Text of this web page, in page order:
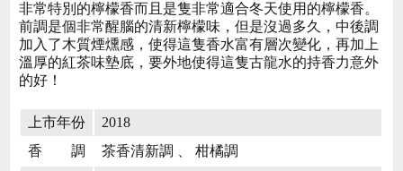
非常特別的檸檬香而且是隻非常適合冬天使用的檸檬香。
前調是個非常醒腦的清新檸檬味，但是沒過多久，中後調
加入了木質煙燻感，使得這隻香水富有層次變化，再加上
溫厚的紅茶味墊底，要外地使得這隻古龍水的持香力意外
的好！
上市年份
2018
香 調
茶香清新調 、 柑橘調